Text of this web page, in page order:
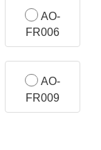
AO-
FR006
AO-
FR009